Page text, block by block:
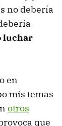
no debería
luchar
en
mis temas
otros
que